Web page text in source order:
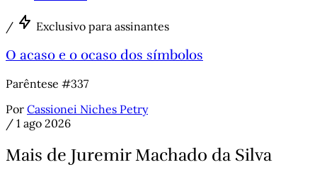
/ Exclusivo para assinantes
O acaso e o ocaso dos símbolos
Parêntese #337
Por Cassionei Niches Petry
/ 1 ago 2026
Mais de Juremir Machado da Silva